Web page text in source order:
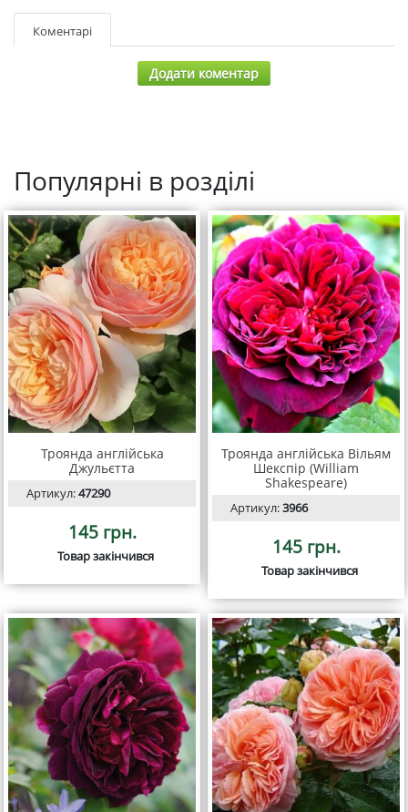
Коментарі
Додати коментар
Популярні в розділі
Троянда англійська
Джульєтта
Артикул:47290
145 грн.
Товар закінчився
Троянда англійська Вільям
Шекспір (William
Shakespeare)
Артикул:3966
145 грн.
Товар закінчився